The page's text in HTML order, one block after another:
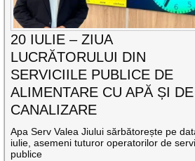
20 IULIE – ZIUA
LUCRĂTORULUI DIN
SERVICIILE PUBLICE DE
ALIMENTARE CU APĂ ȘI DE
CANALIZARE
Apa Serv Valea Jiului sărbătorește pe
iulie, asemeni tuturor operatorilor de
publice